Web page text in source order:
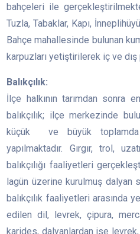
bahçeleri ile
Tuzla, Tabaklar, Kapı,
Bahçe mahallesinde bulunan
karpuzları yetiştirilerek iç ve
Balıkçılık:
İlçe halkının tarımdan sonra
balıkçılık; ilçe merkezinde
küçük ve büyük
yapılmaktadır. Gırgır, trol,
balıkçılığı faaliyetleri
lagün üzerine kurulmuş
balıkçılık faaliyetleri arasında
edilen dil, levrek, çipura,
karides, dalyanlardan ise